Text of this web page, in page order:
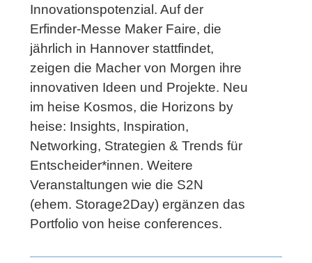
Innovationspotenzial. Auf der
Erfinder-Messe Maker Faire, die
jährlich in Hannover stattfindet,
zeigen die Macher von Morgen ihre
innovativen Ideen und Projekte. Neu
im heise Kosmos, die Horizons by
heise: Insights, Inspiration,
Networking, Strategien & Trends für
Entscheider*innen. Weitere
Veranstaltungen wie die S2N
(ehem. Storage2Day) ergänzen das
Portfolio von heise conferences.